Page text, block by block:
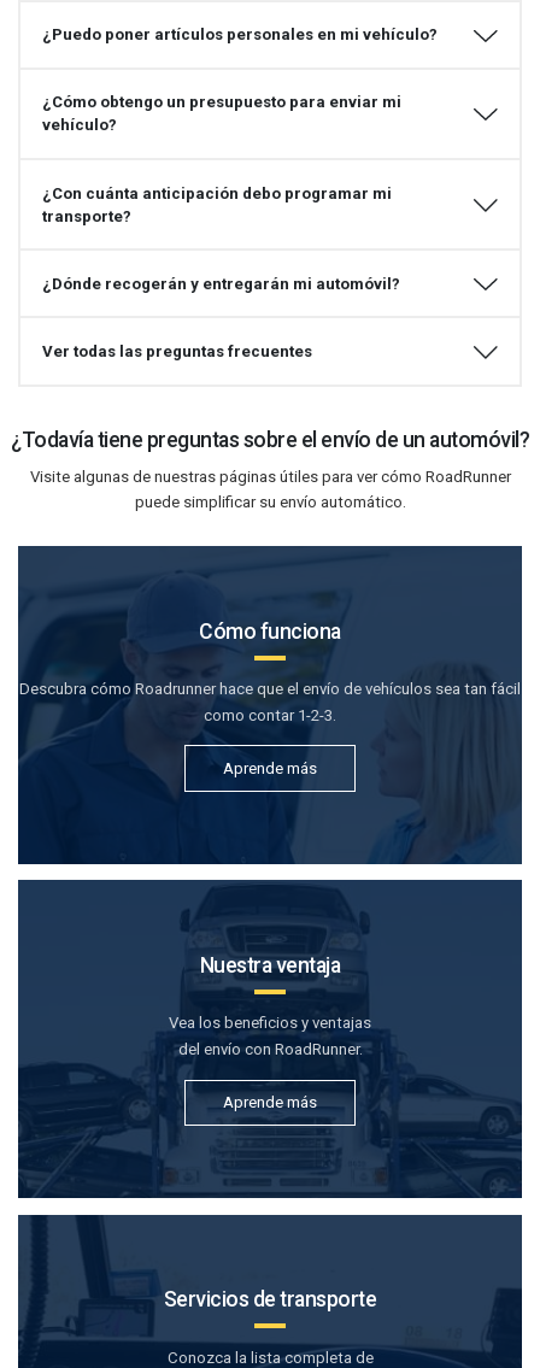
¿Puedo poner artículos personales en mi vehículo?
¿Cómo obtengo un presupuesto para enviar mi
vehículo?
¿Con cuánta anticipación debo programar mi
transporte?
¿Dónde recogerán y entregarán mi automóvil?
Ver todas las preguntas frecuentes
¿Todavía tiene preguntas sobre el envío de un automóvil?
Visite algunas de nuestras páginas útiles para ver cómo RoadRunner
puede simplificar su envío automático.
Cómo funciona
Descubra cómo Roadrunner hace que el envío de vehículos sea tan fácil
como contar 1-2-3.
Aprende más
Nuestra ventaja
Vea los beneficios y ventajas
del envío con RoadRunner.
Aprende más
Servicios de transporte
Conozca la lista completa de